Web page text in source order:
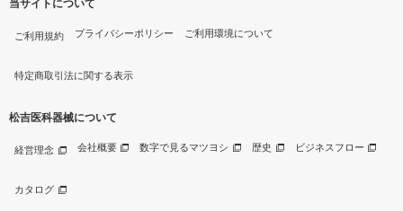
当サイトについて
ご利用規約 プライバシーポリシー ご利用環境について
特定商取引法に関する表示
松吉医科器械について
経営理念 会社概要 数字で見るマツヨシ 歴史 ビジネスフロー
カタログ